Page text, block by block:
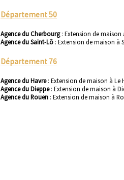
Département 50
Agence du Cherbourg: Extension de
Agence du Saint-Lô : Extension de maison à
Département 76
Agence du Havre: Extension de maison à Le
Agence du Dieppe: Extension de maison à
Agence du Rouen : Extension de maison à